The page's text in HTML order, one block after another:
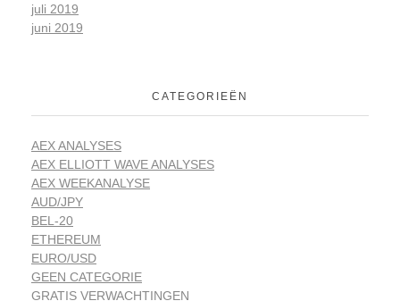
juli 2019
juni 2019
CATEGORIEËN
AEX ANALYSES
AEX ELLIOTT WAVE ANALYSES
AEX WEEKANALYSE
AUD/JPY
BEL-20
ETHEREUM
EURO/USD
GEEN CATEGORIE
GRATIS VERWACHTINGEN